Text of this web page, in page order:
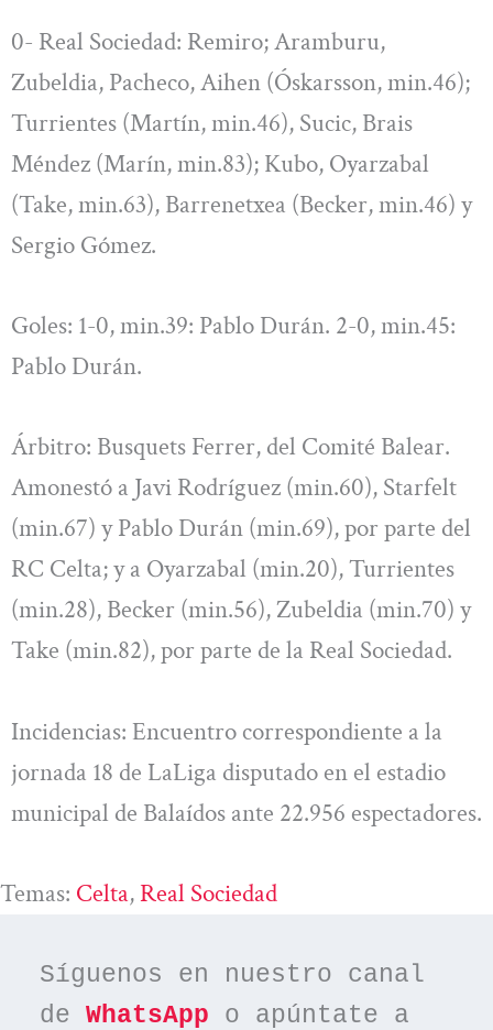
0- Real Sociedad: Remiro; Aramburu,
Zubeldia, Pacheco, Aihen (Óskarsson, min.46);
Turrientes (Martín, min.46), Sucic, Brais
Méndez (Marín, min.83); Kubo, Oyarzabal
(Take, min.63), Barrenetxea (Becker, min.46) y
Sergio Gómez.
Goles: 1-0, min.39: Pablo Durán. 2-0, min.45:
Pablo Durán.
Árbitro: Busquets Ferrer, del Comité Balear.
Amonestó a Javi Rodríguez (min.60), Starfelt
(min.67) y Pablo Durán (min.69), por parte del
RC Celta; y a Oyarzabal (min.20), Turrientes
(min.28), Becker (min.56), Zubeldia (min.70) y
Take (min.82), por parte de la Real Sociedad.
Incidencias: Encuentro correspondiente a la
jornada 18 de LaLiga disputado en el estadio
municipal de Balaídos ante 22.956 espectadores.
Temas: Celta, Real Sociedad
Síguenos en nuestro canal
de WhatsApp o apúntate a